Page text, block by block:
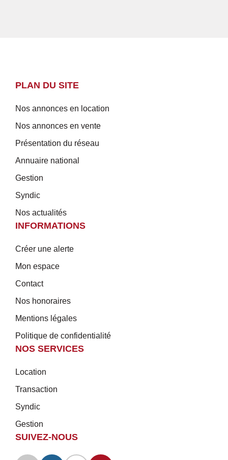
PLAN DU SITE
Nos annonces en location
Nos annonces en vente
Présentation du réseau
Annuaire national
Gestion
Syndic
Nos actualités
INFORMATIONS
Créer une alerte
Mon espace
Contact
Nos honoraires
Mentions légales
Politique de confidentialité
NOS SERVICES
Location
Transaction
Syndic
Gestion
SUIVEZ-NOUS